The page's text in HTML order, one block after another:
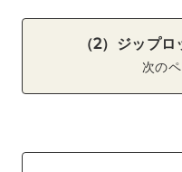
（2）ジップ
次の